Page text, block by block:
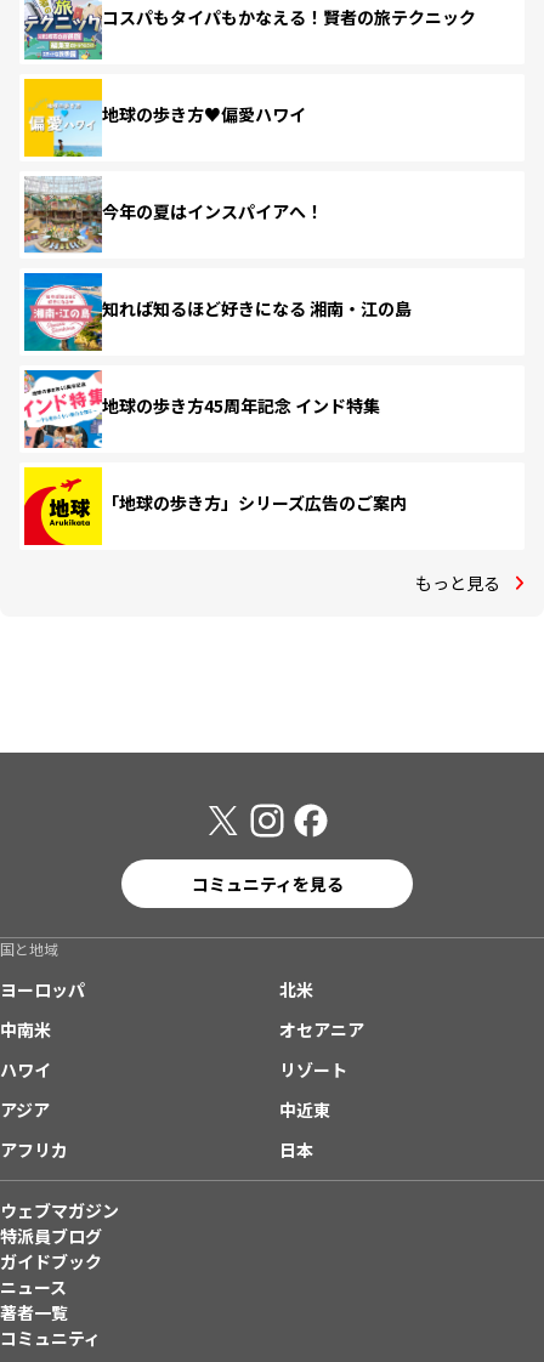
コスパもタイパもかなえる！賢者の旅テクニック
地球の歩き方♥偏愛ハワイ
今年の夏はインスパイアへ！
知れば知るほど好きになる 湘南・江の島
地球の歩き方45周年記念 インド特集
「地球の歩き方」シリーズ広告のご案内
もっと見る
コミュニティを見る
国と地域
ヨーロッパ
北米
中南米
オセアニア
ハワイ
リゾート
アジア
中近東
アフリカ
日本
ウェブマガジン
特派員ブログ
ガイドブック
ニュース
著者一覧
コミュニティ